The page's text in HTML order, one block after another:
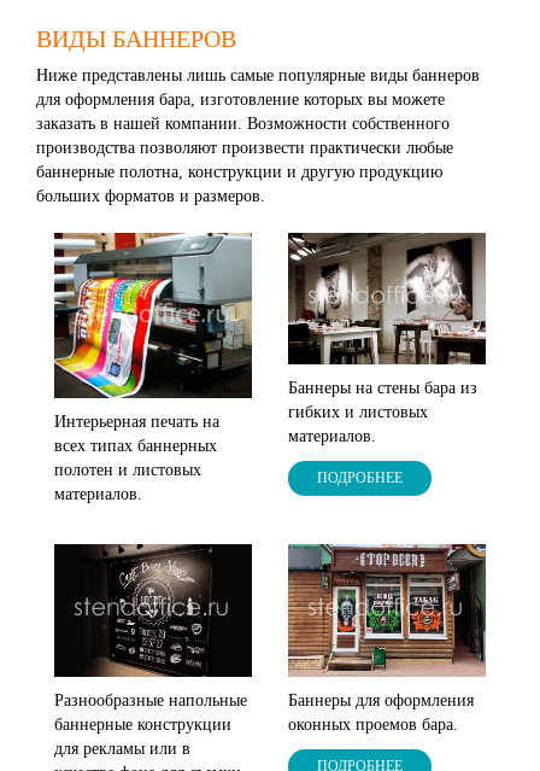
ВИДЫ БАННЕРОВ
Ниже представлены лишь самые популярные виды баннеров
для оформления бара, изготовление которых вы можете
заказать в нашей компании. Возможности собственного
производства позволяют произвести практически любые
баннерные полотна, конструкции и другую продукцию
больших форматов и размеров.
Интерьерная печать на
всех типах баннерных
полотен и листовых
материалов.
Баннеры на стены бара из
гибких и листовых
материалов.
ПОДРОБНЕЕ
Разнообразные напольные
баннерные конструкции
для рекламы или в
Баннеры для оформления
оконных проемов бара.
ПОДРОБНЕЕ